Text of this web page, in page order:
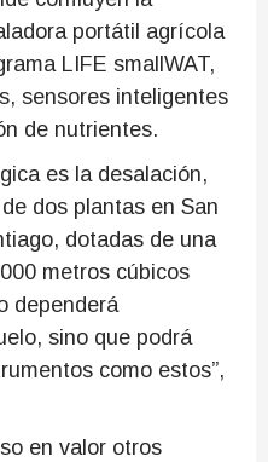
portátil agrícola
LIFE smallWAT,
sensores inteligentes
de nutrientes.
es la desalación,
dos plantas en San
dotadas de una
metros cúbicos
dependerá
sino que podrá
como estos”,
en valor otros